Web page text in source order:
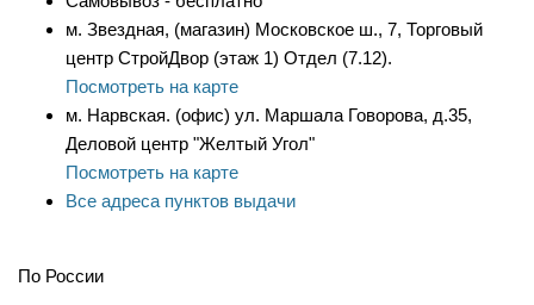
м. Звездная, (магазин) Московское ш., 7, Торговый
центр СтройДвор (этаж 1) Отдел (7.12).
Посмотреть на карте
м. Нарвская. (офис) ул. Маршала Говорова, д.35,
Деловой центр "Желтый Угол"
Посмотреть на карте
Все адреса пунктов выдачи
По России